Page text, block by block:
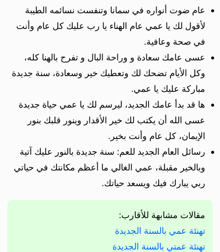
عام ضوت أنواره في سمانا وتنفست نسائمه الطيبة
لأقول لك يا عمي عام الهناء يا رب عليك كل عام وأنت
في صحة وعافية.
عسى عامك سعادة و وراحة البال و تفرح بالهنا كله،
وكل الأيام تضحك لك وتعطيك خير وسعادة، سنة جديدة
مباركة عليك يا عمي.
ها قد بدأ عامك الجديد، ليرسم لك يا عمي حياة جديدة
عسى الله أن يكتب لك خير الأقدار وينور قلبك بنور
الإيمان، كل عام وأنت بخير.
رسائل العام الجديد للعم: سنة جديدة بالنور عليك آتية
وبالخير مقبلة، عمي الغالي ما أعظم مكانتك في حياتي
ربي يبارك فيك ويسعد حياتك.
مقالات مشابهة للأقارب:
تهنئة عمي بالسنة الجديدة
تهنئة عمتي بالسنة الجديدة